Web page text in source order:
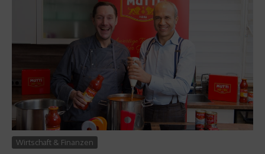
Wirtschaft & Finanzen